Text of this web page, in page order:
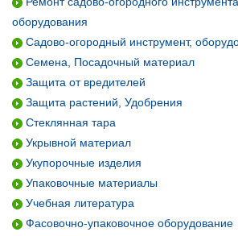
оборудования
Садово-огородный инструмент,
Семена, Посадочный материал
Защита от вредителей
Защита растений, Удобрения
Стеклянная тара
Укрывной материал
Укупорочные изделия
Упаковочные материалы
Учебная литература
Фасовочно-упаковочное оборудование